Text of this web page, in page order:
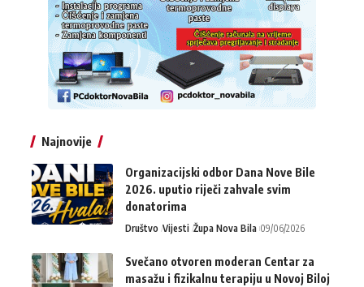
Najnovije
Organizacijski odbor Dana Nove Bile
2026. uputio riječi zahvale svim
donatorima
Društvo Vijesti Župa Nova Bila 09/06/2026
Svečano otvoren moderan Centar za
masažu i fizikalnu terapiju u Novoj Biloj